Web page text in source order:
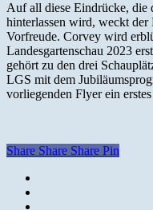
Auf all diese Eindrücke, die
hinterlassen wird, weckt
Vorfreude. Corvey wird
Landesgartenschau 2023
gehört zu den drei
LGS mit dem
vorliegenden Flyer ein
Share Share Share Pin